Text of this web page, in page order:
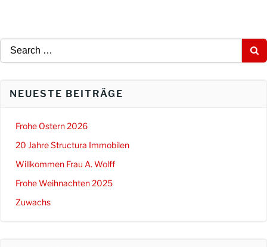
Search
for:
NEUESTE BEITRÄGE
Frohe Ostern 2026
20 Jahre Structura Immobilen
Willkommen Frau A. Wolff
Frohe Weihnachten 2025
Zuwachs